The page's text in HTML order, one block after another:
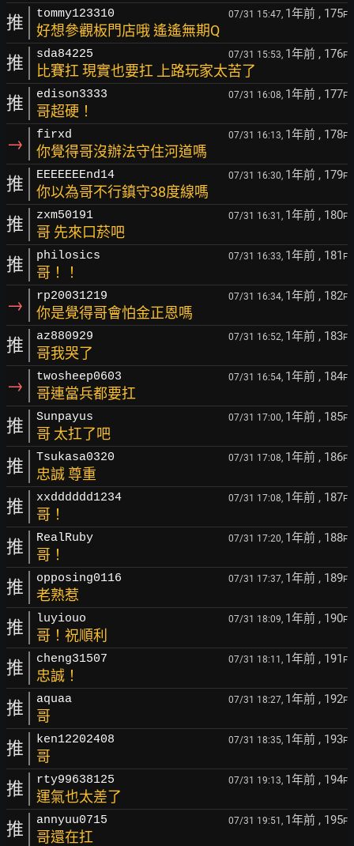
推 tommy123310 07/31 15:47, 1年前 , 175F
好想參觀板門店哦 遙遙無期Q
推 sda84225 07/31 15:53, 1年前 , 176F
比賽扛 現實也要扛 上路玩家太苦了
推 edison3333 07/31 16:08, 1年前 , 177F
哥超硬！
→ firxd 07/31 16:13, 1年前 , 178F
你覺得哥沒辦法守住河道嗎
推 EEEEEEEnd14 07/31 16:30, 1年前 , 179F
你以為哥不行鎮守38度線嗎
推 zxm50191 07/31 16:31, 1年前 , 180F
哥 先來口菸吧
推 philosics 07/31 16:33, 1年前 , 181 F
哥！！
→ rp20031219 07/31 16:34, 1年前 , 182F
你是覺得哥會怕金正恩嗎
推 az880929 07/31 16:52, 1年前 , 183F
哥我哭了
→ twosheep0603 07/31 16:54, 1年前 , 184F
哥連當兵都要扛
推 Sunpayus 07/31 17:00, 1年前 , 185F
哥 太扛了吧
推 Tsukasa0320 07/31 17:08, 1年前 , 186F
忠誠 尊重
推 xxdddddd1234 07/31 17:08, 1年前 , 187F
哥！
推 RealRuby 07/31 17:20, 1年前 , 188F
哥！
推 opposing0116 07/31 17:37, 1年前 , 189F
老熟惹
推 luyiouo 07/31 18:09, 1年前 , 190F
哥！祝順利
推 cheng31507 07/31 18:11, 1年前 , 191 F
忠誠！
推 aquaa 07/31 18:27, 1年前 , 192F
哥
推 ken12202408 07/31 18:35, 1年前 , 193F
哥
推 rty99638125 07/31 19:13, 1年前 , 194F
運氣也太差了
推 annyuu0715 07/31 19:51, 1年前 , 195F
哥還在扛